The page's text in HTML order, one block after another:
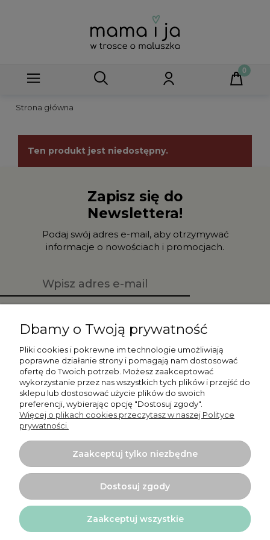
Strona główna
Ten produkt jest niedostępny.
Zapisz się do
Newslettera!
Podaj swój adres e-mail, aby otrzymywać
informacje o nowościach i promocjach.
Moje konto
Płatności i dostawa
Informacje
O nas
Projekt i wykonanie:Ecommercy.pl
Dbamy o Twoją prywatność
Pliki cookies i pokrewne im technologie umożliwiają
poprawne działanie strony i pomagają nam dostosować
ofertę do Twoich potrzeb. Możesz zaakceptować
wykorzystanie przez nas wszystkich tych plików i przejść do
sklepu lub dostosować użycie plików do swoich
preferencji, wybierając opcję "Dostosuj zgody".
Więcej o plikach cookies przeczytasz w naszej Polityce
prywatności.
Zaakceptuj tylko niezbędne
Dostosuj zgody
Zaakceptuj wszystkie